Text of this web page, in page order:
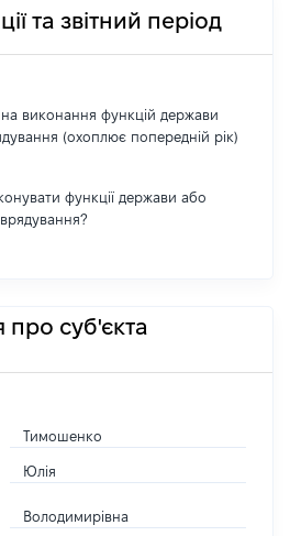
та звітний період
виконання функцій держави
(охоплює попередній рік)
функції держави або
про суб'єкта
Тимошенко
Юлія
Володимирівна